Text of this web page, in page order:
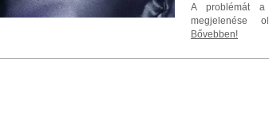
A problémát a
megjelenése
Bővebben!